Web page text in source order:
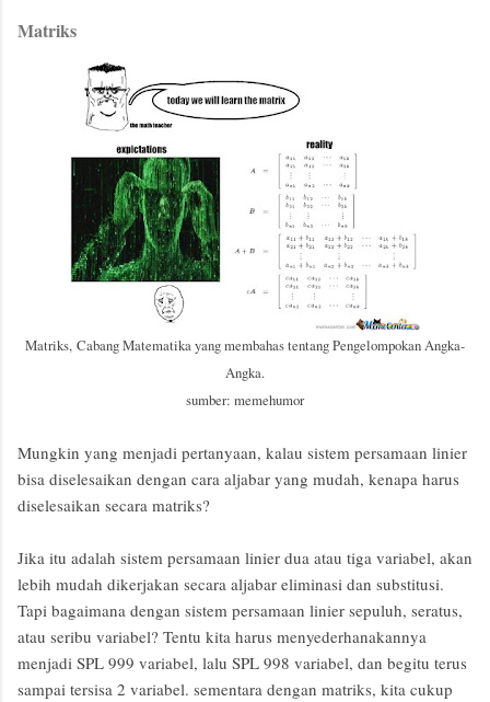
Matriks
Matriks, Cabang Matematika yang membahas tentang Pengelompokan Angka-
Angka.
sumber: memehumor
Mungkin yang menjadi pertanyaan, kalau sistem persamaan linier
bisa diselesaikan dengan cara aljabar yang mudah, kenapa harus
diselesaikan secara matriks?
Jika itu adalah sistem persamaan linier dua atau tiga variabel, akan
lebih mudah dikerjakan secara aljabar eliminasi dan substitusi.
Tapi bagaimana dengan sistem persamaan linier sepuluh, seratus,
atau seribu variabel? Tentu kita harus menyederhanakannya
menjadi SPL 999 variabel, lalu SPL 998 variabel, dan begitu terus
sampai tersisa 2 variabel. sementara dengan matriks, kita cukup